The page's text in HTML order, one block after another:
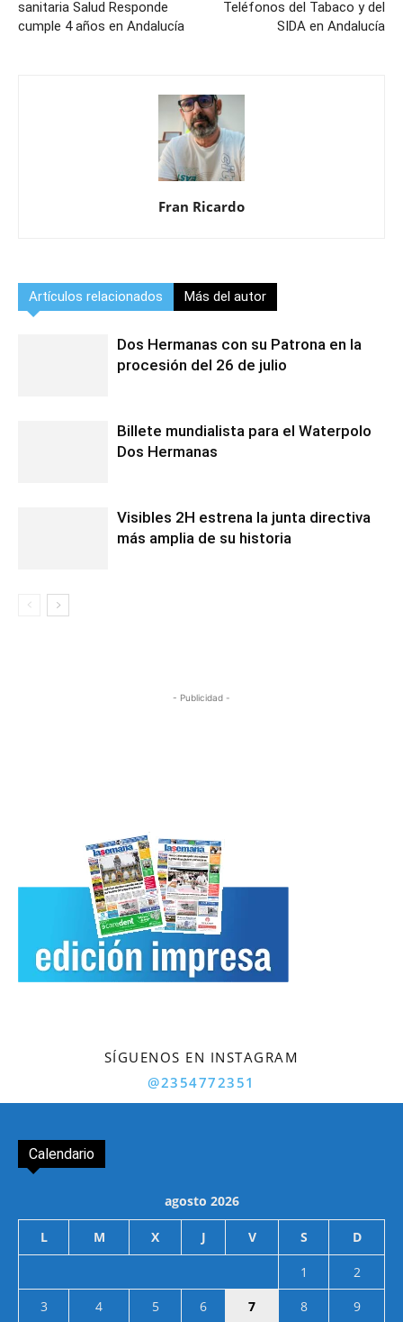
sanitaria Salud Responde
cumple 4 años en Andalucía
Teléfonos del Tabaco y del
SIDA en Andalucía
Fran Ricardo
Artículos relacionados Más del autor
Dos Hermanas con su Patrona en la
procesión del 26 de julio
Billete mundialista para el Waterpolo
Dos Hermanas
Visibles 2H estrena la junta directiva
más amplia de su historia
- Publicidad -
SÍGUENOS EN INSTAGRAM
@2354772351
Calendario
agosto 2026
L M X J V S D
1
2
3
4 5 6 7 8
9